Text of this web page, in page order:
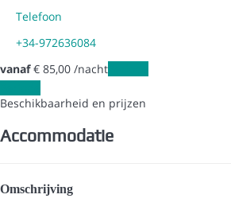
Telefoon
+34-972636084
vanaf€ 85,00 /nacht
Beschikbaarheid en prijzen
Accommodatie
Omschrijving